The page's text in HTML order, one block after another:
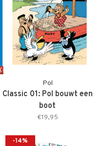
Pol
Classic 01: Pol bouwt een
boot
€19,95
-14%